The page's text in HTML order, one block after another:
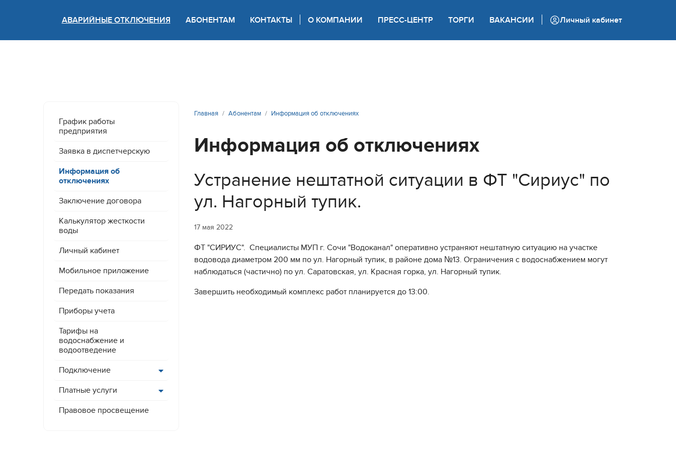
Версия для слабовидящих +7 (862) 444 05 05
АВАРИЙНЫЕ ОТКЛЮЧЕНИЯ АБОНЕНТАМ КОНТАКТЫ О КОМПАНИИ ПРЕСС-ЦЕНТР ТОРГИ ВАКАНСИИ Личный кабинет
График работы
предприятия
Заявка в диспетчерскую
Информация об
отключениях
Заключение договора
Калькулятор жесткости
воды
Личный кабинет
Мобильное приложение
Передать показания
Приборы учета
Тарифы на
водоснабжение и
водоотведение
Подключение
Платные услуги
Правовое просвещение
Главная Абонентам Информация об отключениях
Информация об отключениях
Устранение нештатной ситуации в ФТ "Сириус" по
ул. Нагорный тупик.
17 мая 2022
ФТ "СИРИУС". Специалисты МУП г. Сочи "Водоканал" оперативно устраняют нештатную ситуацию на участке
водовода диаметром 200 мм по ул. Нагорный тупик, в районе дома №13. Ограничения с водоснабжением могут
наблюдаться (частично) по ул. Саратовская, ул. Красная горка, ул. Нагорный тупик.
Завершить необходимый комплекс работ планируется до 13:00.